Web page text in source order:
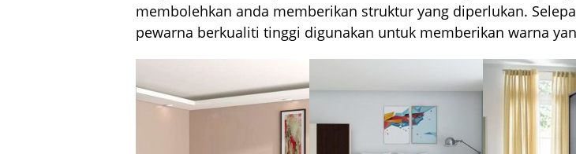
membolehkan anda memberikan struktur yang diperlukan.
pewarna berkualiti tinggi digunakan untuk memberikan warna